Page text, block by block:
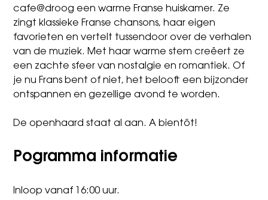
cafe@droog een warme Franse huiskamer. Ze
zingt klassieke Franse chansons, haar eigen
favorieten en vertelt tussendoor over de verhalen
van de muziek. Met haar warme stem creëert ze
een zachte sfeer van nostalgie en romantiek. Of
je nu Frans bent of niet, het belooft een bijzonder
ontspannen en gezellige avond te worden.
De openhaard staat al aan. A bientôt!
Pogramma informatie
Inloop vanaf 16:00 uur.